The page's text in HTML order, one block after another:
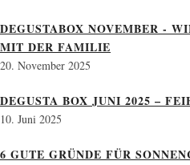
DEGUSTABOX NOVEMBER -
MIT DER FAMILIE
20. November 2025
DEGUSTA BOX JUNI 2025 –
10. Juni 2025
6 GUTE GRÜNDE FÜR